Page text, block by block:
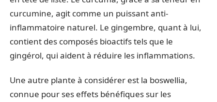
curcumine, agit comme un puissant anti-
inflammatoire naturel. Le gingembre, quant à lui,
contient des composés bioactifs tels que le
gingérol, qui aident à réduire les inflammations.
Une autre plante à considérer est la boswellia,
connue pour ses effets bénéfiques sur les